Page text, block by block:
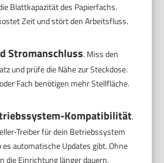
Blattkapazität des Papierfachs.
Zeit und stört den Arbeitsfluss.
Stromanschluss. Miss den
und prüfe die Nähe zur Steckdose.
Fach benötigen mehr Stellfläche.
Kompatibilität.
Treiber für dein Betriebssystem
automatische Updates gibt. Ohne
die Einrichtung länger dauern.